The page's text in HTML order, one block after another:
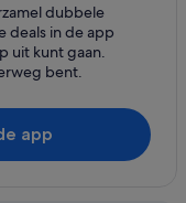
dubbele
deals in de app
uit kunt gaan.
bent.
app